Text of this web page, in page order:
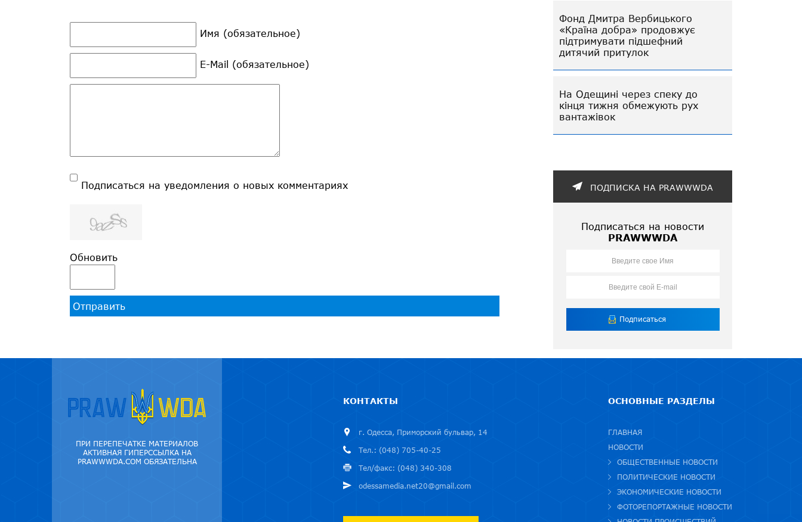
Имя (обязательное)
E-Mail (обязательное)
Подписаться на уведомления о новых комментариях
Обновить
Отправить
Фонд Дмитра Вербицького
«Країна добра» продовжує
підтримувати підшефний
дитячий притулок
На Одещині через спеку до
кінця тижня обмежують рух
вантажівок
ПОДПИСКА НА PRAWWWDA
Подписаться на новости
PRAWWWDA
ПРИ ПЕРЕПЕЧАТКЕ МАТЕРИАЛОВ
АКТИВНАЯ ГИПЕРССЫЛКА НА
PRAWWWDA.COM ОБЯЗАТЕЛЬНА
КОНТАКТЫ
г. Одесса, Приморский бульвар, 14
Тел.: (048) 705-40-25
Тел/факс: (048) 340-308
odessamedia.net20@gmail.com
ОСНОВНЫЕ РАЗДЕЛЫ
ГЛАВНАЯ
НОВОСТИ
ОБЩЕСТВЕННЫЕ НОВОСТИ
ПОЛИТИЧЕСКИЕ НОВОСТИ
ЭКОНОМИЧЕСКИЕ НОВОСТИ
ФОТОРЕПОРТАЖНЫЕ НОВОСТИ